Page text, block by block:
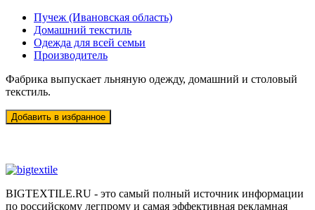
Пучеж (Ивановская область)
Домашний текстиль
Одежда для всей семьи
Производитель
Фабрика выпускает льняную одежду, домашний и столовый
текстиль.
BIGTEXTILE.RU - это самый полный источник информации
по российскому легпрому и самая эффективная рекламная